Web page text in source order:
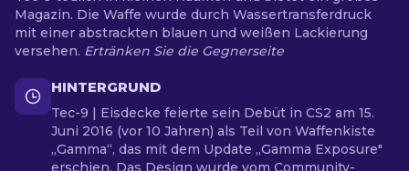
Magazin. Die Waffe wurde durch Wassertransferdruck
mit einer abstrackten blauen und weißen Lackierung
versehen. Ertränken Sie die Gegnerseite
HINTERGRUND
Tec-9 | Eisdecke feierte sein Debüt in CS2 am 15.
Juni 2016 (vor 10 Jahren) als Teil von Waffenkiste
„Gamma“, das mit dem Update „Gamma Exposure"
erschien. Das Design wurde vom Community-